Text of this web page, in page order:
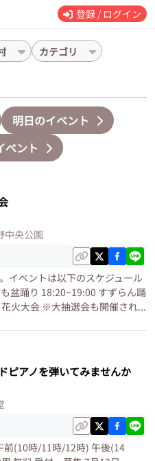
登録 / ログイン
カテゴリ
明日のイベント
ベント
中央公園
イベントは以下のスケジュール
盆踊り 18:20~19:00 すずらん踊
火大会 ※大抽選会も開催され...
ピアノを弾いてみませんか
前(10時/11時/12時) 午後(14